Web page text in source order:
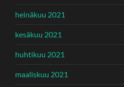
heinäkuu 2021
kesäkuu 2021
huhtikuu 2021
maaliskuu 2021